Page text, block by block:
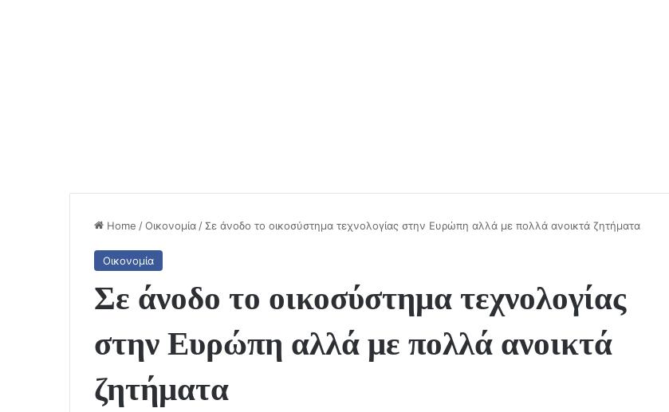
Home /Οικονομία / Σε άνοδο το οικοσύστημα τεχνολογίας στην Ευρώπη αλλά με πολλά ανοικτά ζητήματα
Οικονομία
Σε άνοδο το οικοσύστημα τεχνολογίας
στην Ευρώπη αλλά με πολλά ανοικτά
ζητήματα